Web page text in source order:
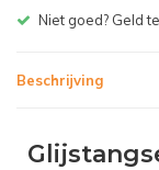
Gratis
Beschrijving